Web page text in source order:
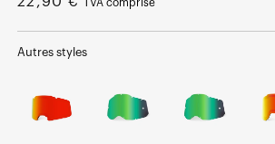
1
une
fenêtre
modale
TVA comprise
Autres styles